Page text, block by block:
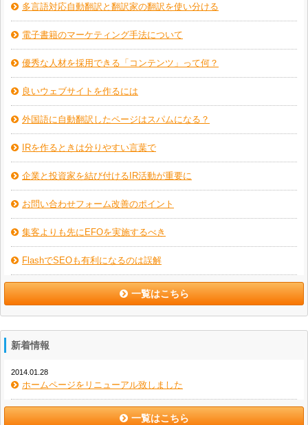
多言語対応自動翻訳と翻訳家の翻訳を使い分ける
電子書籍のマーケティング手法について
優秀な人材を採用できる「コンテンツ」って何？
良いウェブサイトを作るには
外国語に自動翻訳したページはスパムになる？
IRを作るときは分りやすい言葉で
企業と投資家を結び付けるIR活動が重要に
お問い合わせフォーム改善のポイント
集客よりも先にEFOを実施するべき
FlashでSEOも有利になるのは誤解
一覧はこちら
新着情報
2014.01.28
ホームページをリニューアル致しました
一覧はこちら